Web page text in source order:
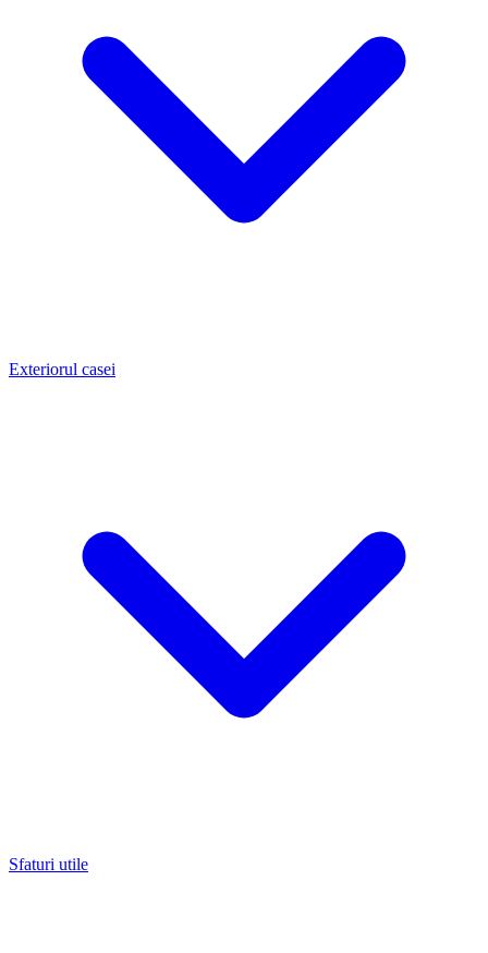
Exteriorul casei
Sfaturi utile